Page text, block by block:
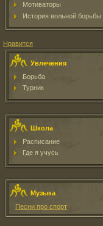
Мотиваторы
История вольной борьбы
Нравится
Увлечения
Борьба
Турник
Школа
Расписание
Где я учусь
Музыка
Песни про спорт